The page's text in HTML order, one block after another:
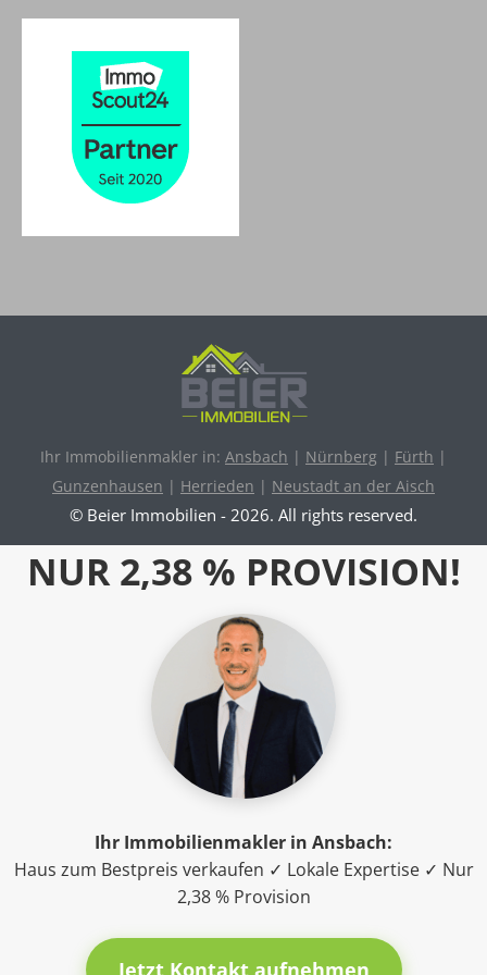
Ihr Immobilienmakler in: Ansbach | Nürnberg | Fürth |
Gunzenhausen | Herrieden | Neustadt an der Aisch
© Beier Immobilien - 2026. All rights reserved.
NUR 2,38 % PROVISION!
Ihr Immobilienmakler in Ansbach:
Haus zum Bestpreis verkaufen ✓ Lokale Expertise ✓ Nur
2,38 % Provision
Jetzt Kontakt aufnehmen